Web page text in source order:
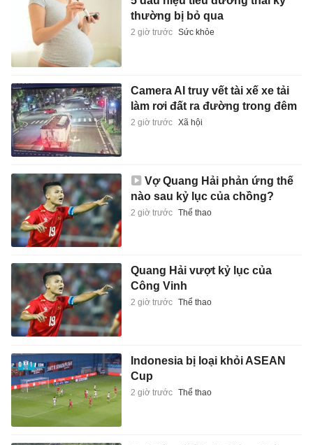
thường bị bỏ qua
2 giờ trước Sức khỏe
Camera AI truy vết tài xế xe tải
làm rơi đất ra đường trong đêm
2 giờ trước Xã hội
Vợ Quang Hải phản ứng thế
nào sau kỷ lục của chồng?
2 giờ trước Thể thao
Quang Hải vượt kỷ lục của
Công Vinh
2 giờ trước Thể thao
Indonesia bị loại khỏi ASEAN
Cup
2 giờ trước Thể thao